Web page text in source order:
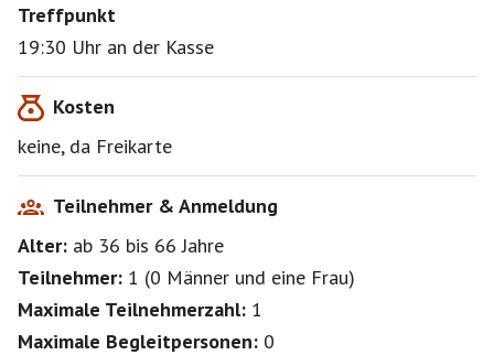
Comedy, Theatermagie und Interaktion!
Zuschauerraum. Denn die Lachmuskeln des Publikums
wurden auf das heftigste strapaziert.“ – SZ
Einlasszeit 19:30 Uhr
Hinweis freie Platzwahl
Treffpunkt
19:30 Uhr an der Kasse
Kosten
keine, da Freikarte
Teilnehmer & Anmeldung
Alter: ab 36 bis 66Jahre
Teilnehmer: 1 (0 Männer und eine Frau)
Maximale Teilnehmerzahl: 1
Maximale Begleitpersonen: 0